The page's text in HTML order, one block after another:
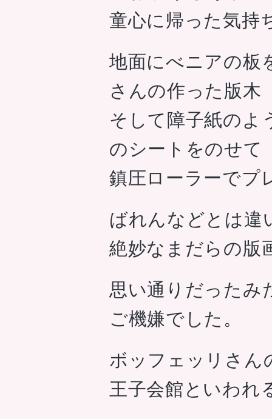
童心に帰った気持
地面にべニアの板
さんの作った版木
そして障子紙のよ
のシートをのせて
鎮圧ローラーでプ
ばれんなどとは違
絶妙なまだらの版
思い通りだったみ
ご機嫌でした。
ボッフェッリさん
王子会館といわれ